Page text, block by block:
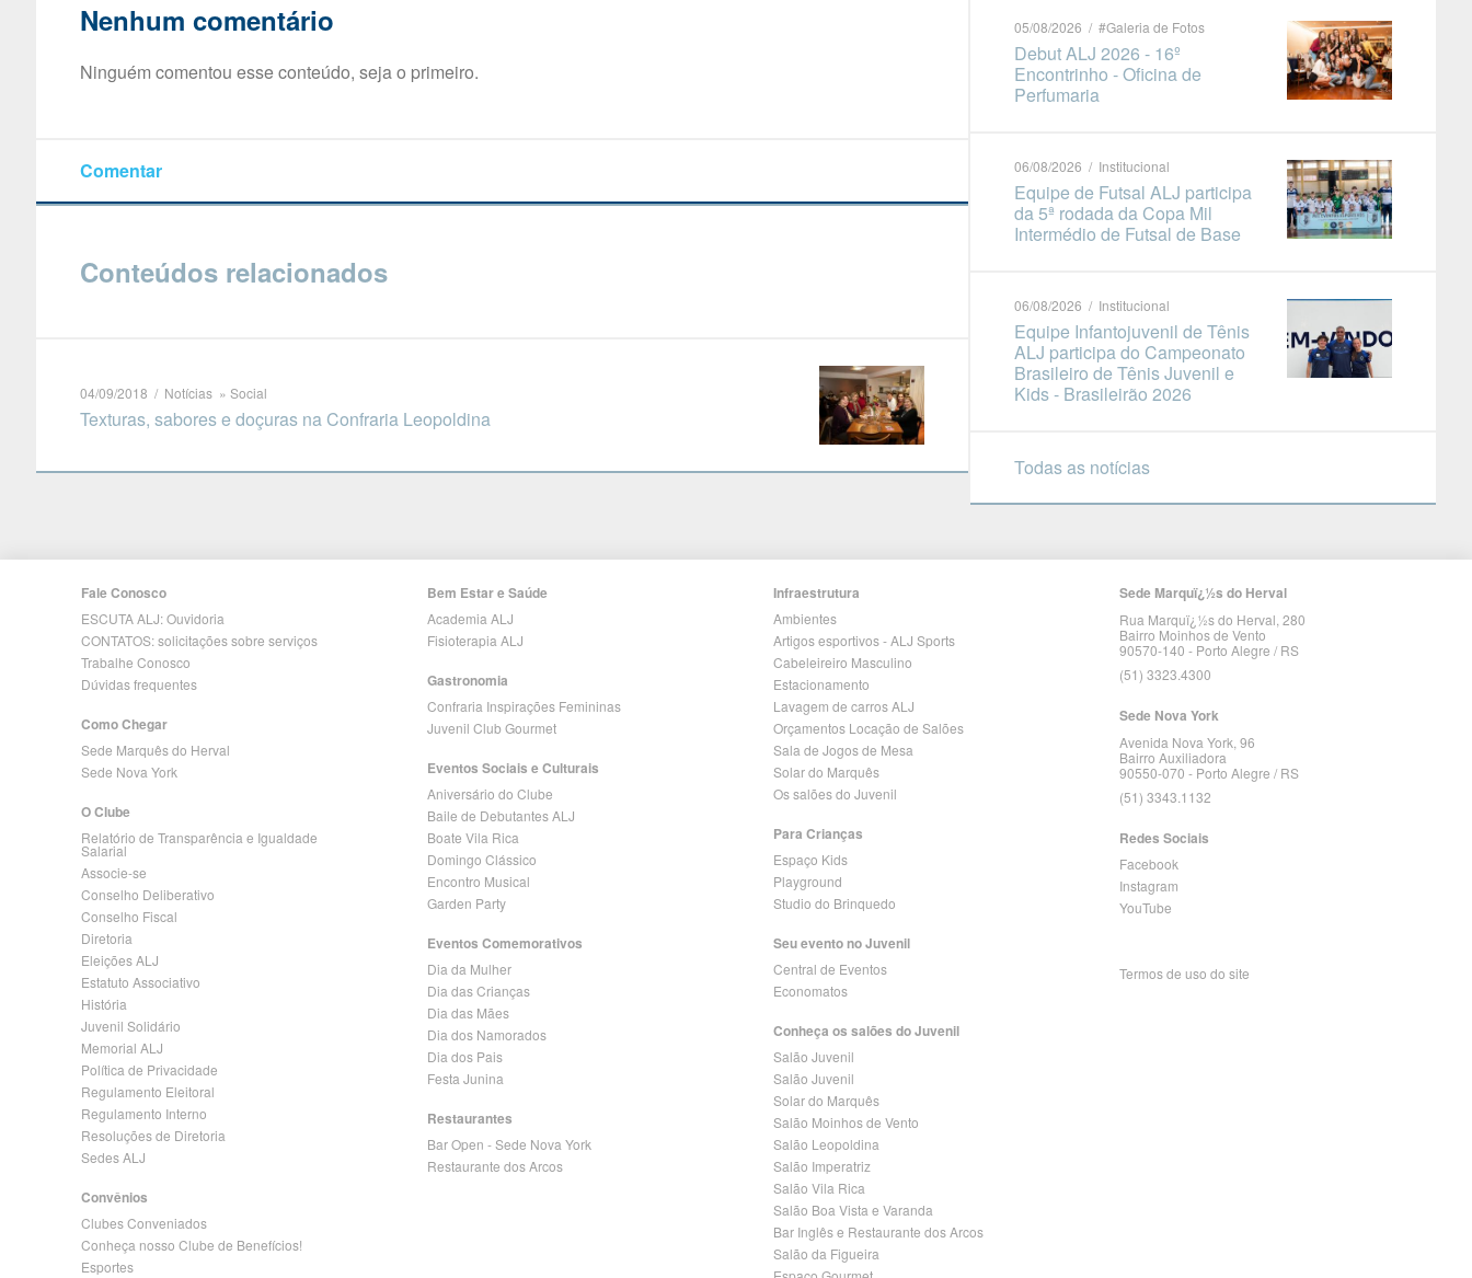
Nenhum comentário
Ninguém comentou esse conteúdo, seja o primeiro.
Comentar
Conteúdos relacionados
04/09/2018 / Notícias » Social
Texturas, sabores e doçuras na Confraria Leopoldina
05/08/2026 / #Galeria de Fotos
Debut ALJ 2026 - 16º
Encontrinho - Oficina de
Perfumaria
06/08/2026 / Institucional
Equipe de Futsal ALJ participa
da 5ª rodada da Copa Mil
Intermédio de Futsal de Base
06/08/2026 / Institucional
Equipe Infantojuvenil de Tênis
ALJ participa do Campeonato
Brasileiro de Tênis Juvenil e
Kids - Brasileirão 2026
Todas as notícias
Fale Conosco
ESCUTA ALJ: Ouvidoria
CONTATOS: solicitações sobre serviços
Trabalhe Conosco
Dúvidas frequentes
Como Chegar
Sede Marquês do Herval
Sede Nova York
O Clube
Relatório de Transparência e Igualdade
Salarial
Associe-se
Conselho Deliberativo
Conselho Fiscal
Diretoria
Eleições ALJ
Estatuto Associativo
História
Juvenil Solidário
Memorial ALJ
Política de Privacidade
Regulamento Eleitoral
Regulamento Interno
Resoluções de Diretoria
Sedes ALJ
Convênios
Clubes Conveniados
Conheça nosso Clube de Benefícios!
Esportes
Bem Estar e Saúde
Academia ALJ
Fisioterapia ALJ
Gastronomia
Confraria Inspirações Femininas
Juvenil Club Gourmet
Eventos Sociais e Culturais
Aniversário do Clube
Baile de Debutantes ALJ
Boate Vila Rica
Domingo Clássico
Encontro Musical
Garden Party
Eventos Comemorativos
Dia da Mulher
Dia das Crianças
Dia das Mães
Dia dos Namorados
Dia dos Pais
Festa Junina
Restaurantes
Bar Open - Sede Nova York
Restaurante dos Arcos
Infraestrutura
Ambientes
Artigos esportivos - ALJ Sports
Cabeleireiro Masculino
Estacionamento
Lavagem de carros ALJ
Orçamentos Locação de Salões
Sala de Jogos de Mesa
Solar do Marquês
Os salões do Juvenil
Para Crianças
Espaço Kids
Playground
Studio do Brinquedo
Seu evento no Juvenil
Central de Eventos
Economatos
Conheça os salões do Juvenil
Salão Juvenil
Salão Juvenil
Solar do Marquês
Salão Moinhos de Vento
Salão Leopoldina
Salão Imperatriz
Salão Vila Rica
Salão Boa Vista e Varanda
Bar Inglês e Restaurante dos Arcos
Salão da Figueira
Sede Marquï¿½s do Herval
Rua Marquï¿½s do Herval, 280
Bairro Moinhos de Vento
90570-140 - Porto Alegre / RS
(51) 3323.4300
Sede Nova York
Avenida Nova York, 96
Bairro Auxiliadora
90550-070 - Porto Alegre / RS
(51) 3343.1132
Redes Sociais
Facebook
Instagram
YouTube
Termos de uso do site